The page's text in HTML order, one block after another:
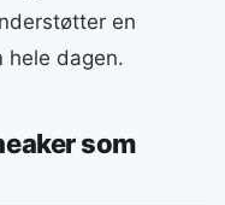
en
hele dagen.
som